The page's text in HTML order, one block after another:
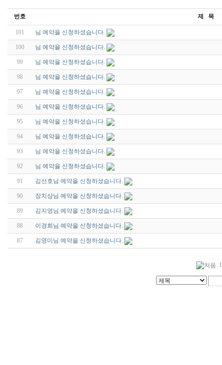
번호 제 목
101 님 예약을 신청하셨습니다.
100 님 예약을 신청하셨습니다.
99 님 예약을 신청하셨습니다.
98 님 예약을 신청하셨습니다.
97 님 예약을 신청하셨습니다.
96 님 예약을 신청하셨습니다.
95 님 예약을 신청하셨습니다.
94 님 예약을 신청하셨습니다.
93 님 예약을 신청하셨습니다.
92 님 예약을 신청하셨습니다.
91 김선호님 예약을 신청하셨습니다.
90 장치상님 예약을 신청하셨습니다.
89 김지영님 예약을 신청하셨습니다.
88 이경희님 예약을 신청하셨습니다.
87 김영미님 예약을 신청하셨습니다.
1